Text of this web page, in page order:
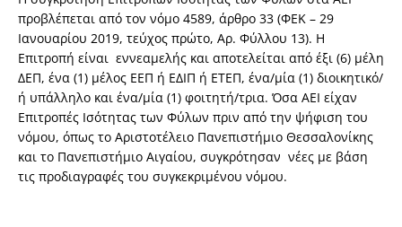
προβλέπεται από τον νόμο 4589, άρθρο 33 (ΦΕΚ – 29
Ιανουαρίου 2019, τεύχος πρώτο, Αρ. Φύλλου 13). Η
Επιτροπή είναι εννεαμελής και αποτελείται από έξι (6) μέλη
ΔΕΠ, ένα (1) μέλος ΕΕΠ ή ΕΔΙΠ ή ΕΤΕΠ, ένα/μία (1) διοικητικό/
ή υπάλληλο και ένα/μία (1) φοιτητή/τρια. Όσα ΑΕΙ είχαν
Επιτροπές Ισότητας των Φύλων πριν από την ψήφιση του
νόμου, όπως το Αριστοτέλειο Πανεπιστήμιο Θεσσαλονίκης
και το Πανεπιστήμιο Αιγαίου, συγκρότησαν νέες με βάση
τις προδιαγραφές του συγκεκριμένου νόμου.